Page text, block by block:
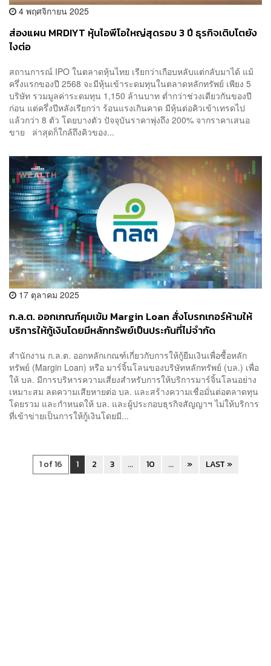
4 พฤศจิกายน 2025
ส่องแผน MRDIYT หุ้นไอพีโอใหญ่สุดรอบ 3 ปี ธุรกิจเติบโตยัง
ไงต่อ
สถานการณ์ IPO ในตลาดหุ้นไทย เรียกว่าเกือบหลับแต่กลับมาได้ แม้
ครึ่งแรกของปี 2568 จะมีหุ้นเข้าระดมทุนในตลาดหลักทรัพย์ เพียง 5
บริษัท รวมมูลค่าระดมทุน 1,150 ล้านบาท ต่ำกว่าช่วงเดียวกันของปี
ก่อน แต่ครึ่งปีหลังเรียกว่า ร้อนแรงเกินคาด มีหุ้นต่อคิวเข้าเทรดไป
แล้วกว่า 8 ตัว โดยบางตัว ปัจจุบันราคาพุ่งถึง 200% จากราคาเสนอ
ขาย ล่าสุดก็ใกล้ถึงคิวของ...
17 ตุลาคม 2025
ก.ล.ต. ออกเกณฑ์คุมเข้ม Margin Loan สั่งโบรกเกอร์ห้ามให้
บริการให้กู้เงินโดยมีหลักทรัพย์เป็นประกันที่ไม่จำกัด
สำนักงาน ก.ล.ต. ออกหลักเกณฑ์เกี่ยวกับการให้กู้ยืมเงินเพื่อซื้อหลัก
ทรัพย์ (Margin Loan) หรือ มาร์จิ้นโลนของบริษัทหลักทรัพย์ (บล.) เพื่อ
ให้ บล. มีการบริหารความเสี่ยงสำหรับการให้บริการมาร์จิ้นโลนอย่าง
เหมาะสม ลดความเสียหายต่อ บล. และสร้างความเชื่อมั่นต่อตลาดทุน
โดยรวม และกำหนดให้ บล. และผู้ประกอบธุรกิจสัญญาฯ ไม่ให้บริการ
ที่เข้าข่ายเป็นการให้กู้เงินโดยมี...
1 of 16 1 2 3 ... 10 ... » LAST »